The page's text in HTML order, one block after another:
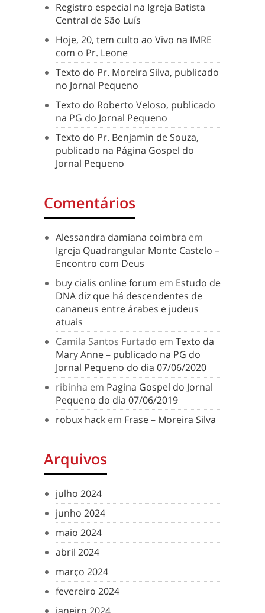
Registro especial na Igreja Batista
Central de São Luís
Hoje, 20, tem culto ao Vivo na IMRE
com o Pr. Leone
Texto do Pr. Moreira Silva, publicado
no Jornal Pequeno
Texto do Roberto Veloso, publicado
na PG do Jornal Pequeno
Texto do Pr. Benjamin de Souza,
publicado na Página Gospel do
Jornal Pequeno
Comentários
Alessandra damiana coimbra em
Igreja Quadrangular Monte Castelo –
Encontro com Deus
buy cialis online forum em Estudo de
DNA diz que há descendentes de
cananeus entre árabes e judeus
atuais
Camila Santos Furtado em Texto da
Mary Anne – publicado na PG do
Jornal Pequeno do dia 07/06/2020
ribinha em Pagina Gospel do Jornal
Pequeno do dia 07/06/2019
robux hack em Frase – Moreira Silva
Arquivos
julho 2024
junho 2024
maio 2024
abril 2024
março 2024
fevereiro 2024